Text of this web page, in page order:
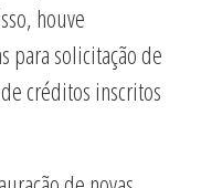
houve
para solicitação de
créditos inscritos